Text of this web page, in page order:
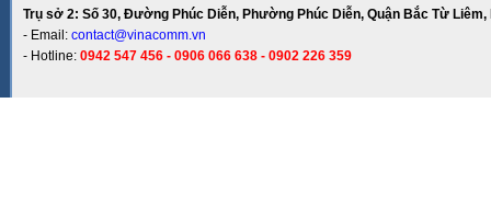
Trụ sở 2: Số 30, Đường Phúc Diễn, Phường Phúc Diễn, Quận Bắc Từ Liêm,
- Email: contact@vinacomm.vn
- Hotline: 0942 547 456 - 0906 066 638 - 0902 226 359